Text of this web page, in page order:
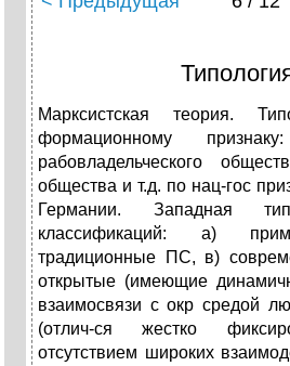
Марксистская теория.
формационному
рабовладельческого
общества и т.д. по нац-гос
Германии. Западная
классификаций: а)
традиционные ПС, в)
открытые (имеющие
взаимосвязи с окр средой
(отлич-ся жестко
отсутствием широких